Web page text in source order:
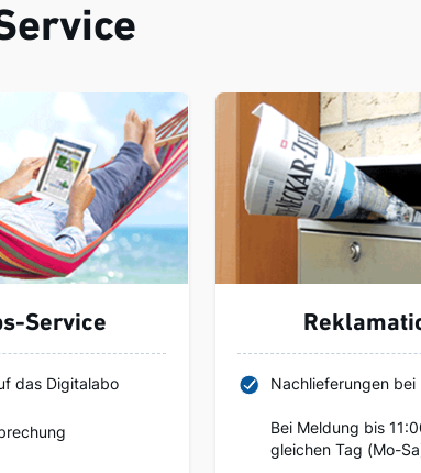
Service
das Digitalabo Nachlieferungen
Bei Meldung bis
gleichen Tag (Mo-